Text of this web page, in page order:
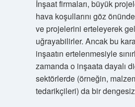
İnşaat firmaları, büyük
hava koşullarını göz
ve projelerini erteleyerek
uğrayabilirler. Ancak bu
inşaatın ertelenmesiyle
zamanda o inşaata dayalı
sektörlerde (örneğin,
tedarikçileri) da bir